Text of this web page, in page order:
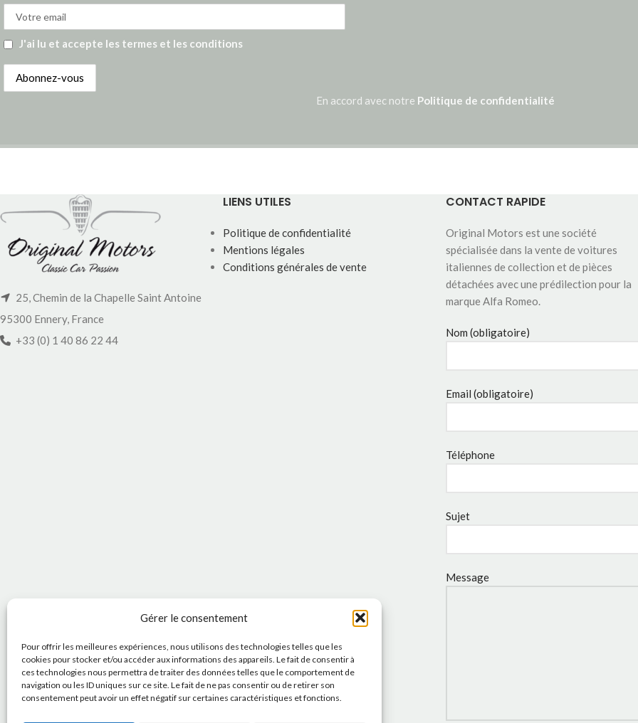
Gérer le consentement
Pour offrir les meilleures expériences, nous utilisons des technologies telles que les
cookies pour stocker et/ou accéder aux informations des appareils. Le fait de consentir à
ces technologies nous permettra de traiter des données telles que le comportement de
navigation ou les ID uniques sur ce site. Le fait de ne pas consentir ou de retirer son
consentement peut avoir un effet négatif sur certaines caractéristiques et fonctions.
J'ai lu et accepte les termes et les conditions
En accord avec notre Politique de confidentialité
25, Chemin de la Chapelle Saint Antoine
95300 Ennery, France
+33 (0) 1 40 86 22 44
LIENS UTILES
Politique de confidentialité
Mentions légales
Conditions générales de vente
CONTACT RAPIDE
Original Motors est une société
spécialisée dans la vente de voitures
italiennes de collection et de pièces
détachées avec une prédilection pour la
marque Alfa Romeo.
Nom (obligatoire)
Email (obligatoire)
Téléphone
Sujet
Message